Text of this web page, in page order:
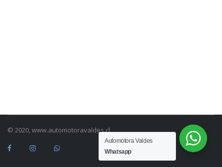
© 2020, www.automotoravaldes.cl
Automotora Valdes
Whatsapp